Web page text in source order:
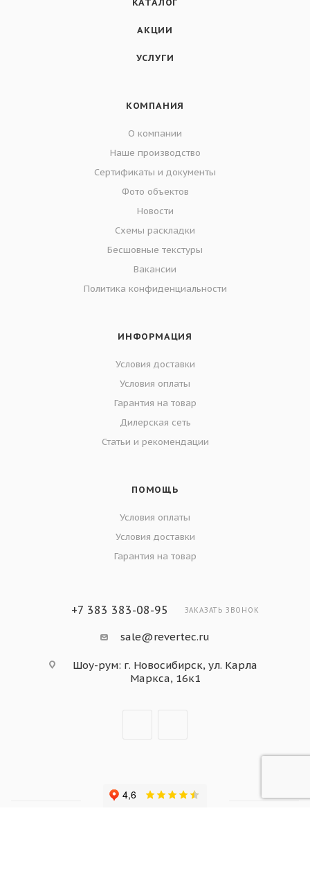
АКЦИИ
УСЛУГИ
КОМПАНИЯ
О компании
Наше производство
Сертификаты и документы
Фото объектов
Новости
Схемы раскладки
Бесшовные текстуры
Вакансии
Политика конфиденциальности
ИНФОРМАЦИЯ
Условия доставки
Условия оплаты
Гарантия на товар
Дилерская сеть
Статьи и рекомендации
ПОМОЩЬ
Условия оплаты
Условия доставки
Гарантия на товар
+7 383 383-08-95 ЗАКАЗАТЬ ЗВОНОК
sale@revertec.ru
Шоу-рум: г. Новосибирск, ул. Карла
Маркса, 16к1